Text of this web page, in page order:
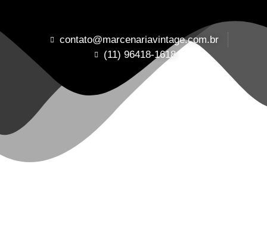
contato@marcenariavintage.com.br
(11) 96418-1618